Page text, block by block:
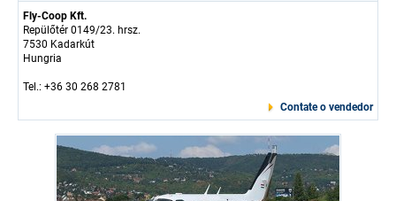
Fly-Coop Kft.
Repülőtér 0149/23. hrsz.
7530 Kadarkút
Hungria
Tel.: +36 30 268 2781
Contate o vendedor